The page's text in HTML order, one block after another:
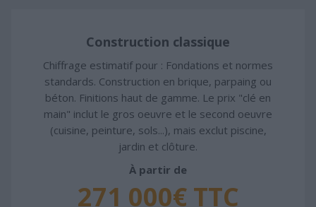
Construction classique
Chiffrage estimatif pour : Fondations et normes
standards. Construction en brique, parpaing ou
béton. Finitions haut de gamme. Le prix "clé en
main" inclut le gros oeuvre et le second oeuvre
(cuisine, peinture, sols...), mais exclut piscine,
jardin et clôture.
À partir de
271 000€ TTC